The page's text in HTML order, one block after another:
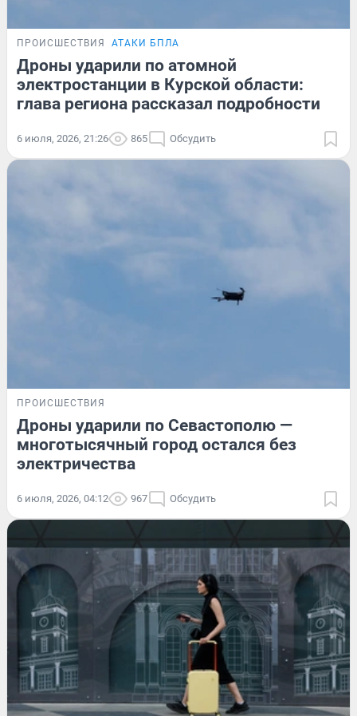
ПРОИСШЕСТВИЯ АТАКИ БПЛА
Дроны ударили по атомной
электростанции в Курской области:
глава региона рассказал подробности
6 июля, 2026, 21:26 865 Обсудить
ПРОИСШЕСТВИЯ
Дроны ударили по Севастополю —
многотысячный город остался без
электричества
6 июля, 2026, 04:12 967 Обсудить